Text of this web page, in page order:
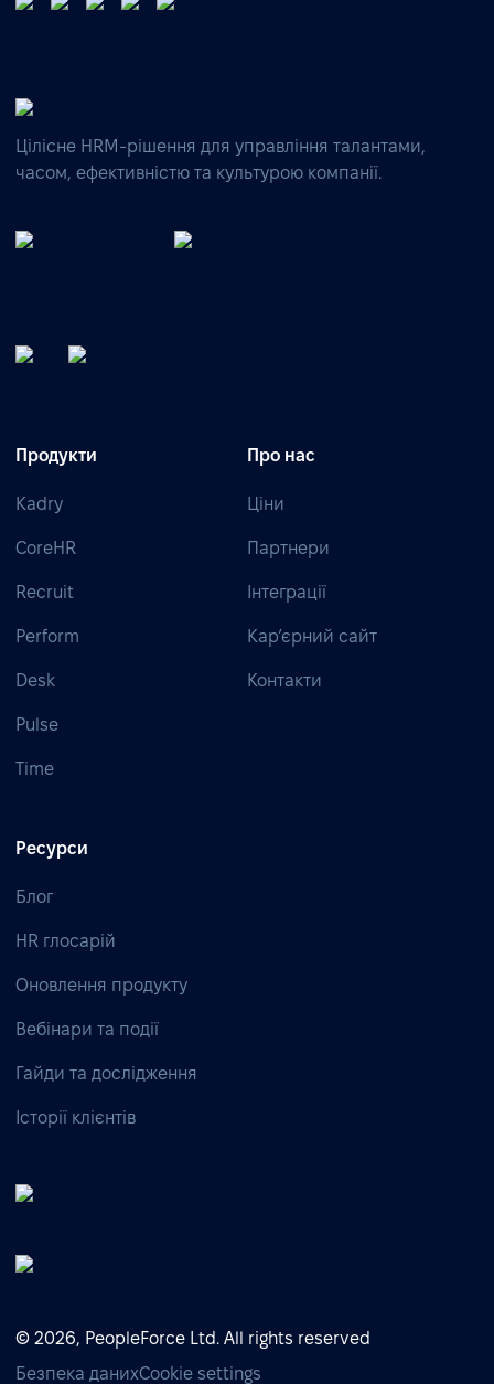
Цілісне HRM-рішення для управління талантами,
часом, ефективністю та культурою компанії.
Продукти
Kadry
CoreHR
Recruit
Perform
Desk
Pulse
Time
Про нас
Ціни
Партнери
Інтеграції
Кар’єрний сайт
Контакти
Ресурси
Блог
HR глосарій
Оновлення продукту
Вебінари та події
Гайди та дослідження
Історії клієнтів
© 2026, PeopleForce Ltd. All rights reserved
Безпека данихCookie settings